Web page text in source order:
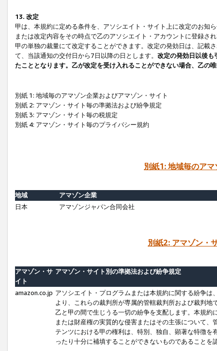
13. 改定
甲は、本規約に定める条件を、アソシエイト・サイト上に改定のお知
または改定内容をその時点で乙のアソシエイト・アカウントに登録さ
甲の単独の裁量にて改定することができます。改定の発効日は、記載
て、当該通知の交付日から7日以降の日とします。 改定の発効日以後も
たこととなります。乙が改定を受け入れることができない場合、乙の
別紙 1: 地域毎のアマゾン企業およびアマゾン・サイト
別紙 2: アマゾン・サイト毎の準拠法および紛争規定
別紙 3: アマゾン・サイト毎の税規定
別紙 4: アマゾン・サイト毎のプライバシー規約
別紙1: 地域毎のア
地域
アマゾン企業
日本
アマゾンジャパン合同会社
別紙2: アマゾン・
アマゾン・サ
イト
アマゾン・サイト別の準拠法および紛争規定
amazon.co.jp アソシエイト・プログラムまたは本規約に関する紛争
より、これらの裁判所が専属的管轄裁判所および裁判
乙と甲の間で生じうる一切の紛争を支配します。本規
または財産権の実質的な侵害またはその主張について
テンツにおける甲の権利は、特別、独自、顕著な特徴
ったり十分に補填することができないものであることを